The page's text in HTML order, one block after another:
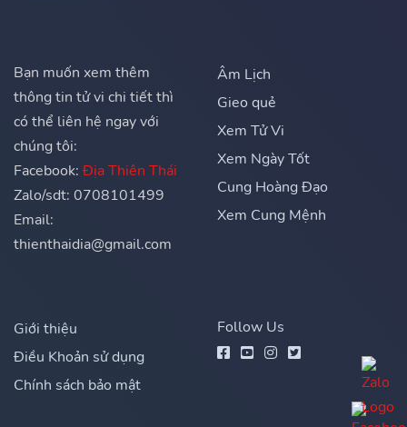
Bạn muốn xem thêm
thông tin tử vi chi tiết thì
có thể liên hệ ngay với
chúng tôi:
Facebook: Địa Thiên Thái
Zalo/sdt: 0708101499
Email:
thienthaidia@gmail.com
Âm Lịch
Gieo quẻ
Xem Tử Vi
Xem Ngày Tốt
Cung Hoàng Đạo
Xem Cung Mệnh
Giới thiệu
Điều Khoản sử dụng
Chính sách bảo mật
Follow Us